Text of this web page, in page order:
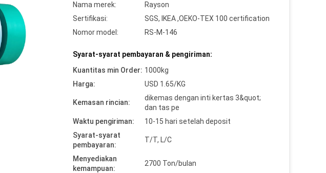
Nama merek:
Rayson
Sertifikasi:
SGS, IKEA ,OEKO-TEX 100 certification
Nomor model:
RS-M-146
Syarat-syarat pembayaran & pengiriman:
Kuantitas min Order: 1000kg
Harga:
USD 1.65/KG
Kemasan rincian:
dikemas dengan inti kertas 3&quot;
dan tas pe
Waktu pengiriman:
10-15 hari setelah deposit
Syarat-syarat
pembayaran:
T/T, L/C
Menyediakan
kemampuan:
2700 Ton/bulan